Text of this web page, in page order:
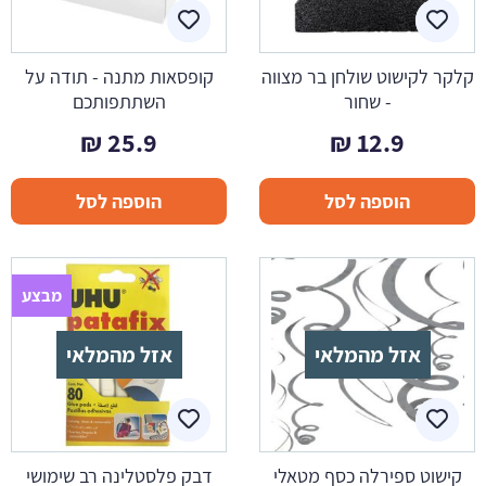
קלקר לקישוט שולחן בר מצווה
- שחור
12.9
₪
הוספה לסל
קופסאות מתנה - תודה על
השתתפותכם
25.9
₪
הוספה לסל
אזל מהמלאי
קישוט ספירלה כסף מטאלי
אזל מהמלאי
מבצע
דבק פלסטלינה רב שימושי